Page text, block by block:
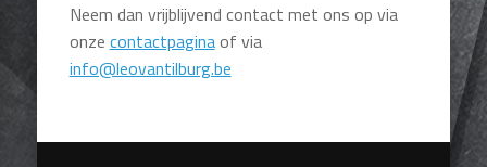
Neem dan vrijblijvend contact met ons op via
onze contactpaginaof via
info@leovantilburg.be